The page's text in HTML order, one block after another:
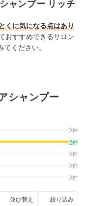
ャンプー リッチ
くに気になる点はあり
おすすめできるサロン
ください。
シャンプー
0件
2件
0件
0件
0件
並び替え 絞り込み